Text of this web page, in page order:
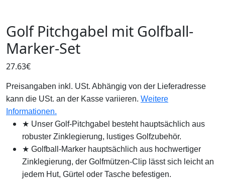
Golf Pitchgabel mit Golfball-
Marker-Set
27.63€
Preisangaben inkl. USt. Abhängig von der Lieferadresse
kann die USt. an der Kasse variieren. Weitere
Informationen.
★ Unser Golf-Pitchgabel besteht hauptsächlich aus
robuster Zinklegierung, lustiges Golfzubehör.
★ Golfball-Marker hauptsächlich aus hochwertiger
Zinklegierung, der Golfmützen-Clip lässt sich leicht an
jedem Hut, Gürtel oder Tasche befestigen.